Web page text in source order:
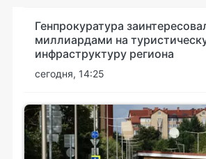
Генпрокуратура
миллиардами на
инфраструктуру региона
сегодня, 14:25